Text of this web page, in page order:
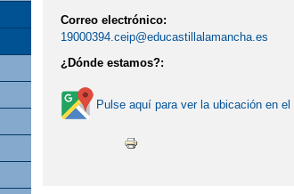
Correo electrónico:
19000394.ceip@educastillalamancha.es
¿Dónde estamos?:
Pulse aquí para ver la ubicación en el